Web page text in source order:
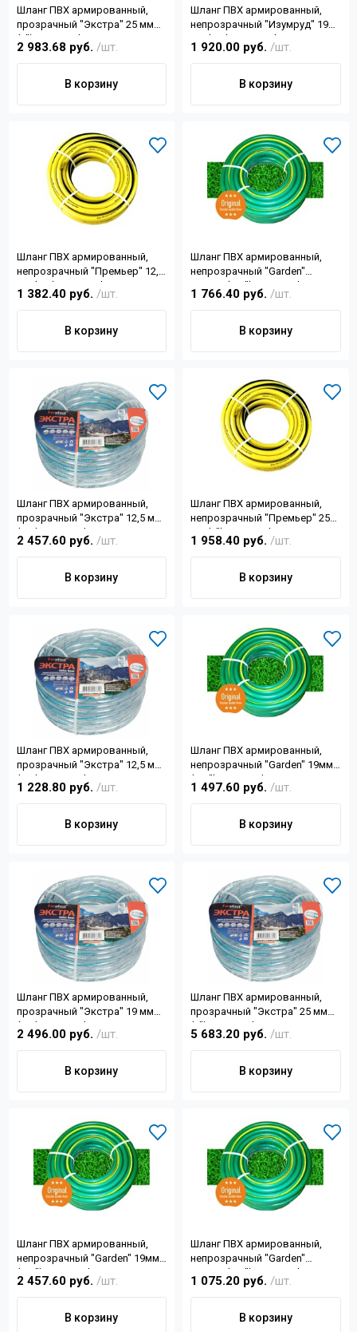
Шланг ПВХ армированный,
прозрачный "Экстра" 25 мм
(1") 25м Forplast
2 983.68 руб. /шт.
В корзину
Шланг ПВХ армированный,
непрозрачный "Изумруд" 19
мм (3/4) 50м Forplast
1 920.00 руб. /шт.
В корзину
Шланг ПВХ армированный,
непрозрачный "Премьер" 12,5
мм (1/2) 50м Forplast
1 382.40 руб. /шт.
В корзину
Шланг ПВХ армированный,
непрозрачный "Garden"
12,5мм (1/2") 50м Forplast
1 766.40 руб. /шт.
В корзину
Шланг ПВХ армированный,
прозрачный "Экстра" 12,5 мм
(1/2) 50м Forplast
2 457.60 руб. /шт.
В корзину
Шланг ПВХ армированный,
непрозрачный "Премьер" 25
мм (1") 25м Forplast
1 958.40 руб. /шт.
В корзину
Шланг ПВХ армированный,
прозрачный "Экстра" 12,5 мм
(1/2) 25м Forplast
1 228.80 руб. /шт.
В корзину
Шланг ПВХ армированный,
непрозрачный "Garden" 19мм
(3/4") 25м Forplast
1 497.60 руб. /шт.
В корзину
Шланг ПВХ армированный,
прозрачный "Экстра" 19 мм
(3/4) 25м Forplast
2 496.00 руб. /шт.
В корзину
Шланг ПВХ армированный,
прозрачный "Экстра" 25 мм
(1") 50м Forplast
5 683.20 руб. /шт.
В корзину
Шланг ПВХ армированный,
непрозрачный "Garden" 19мм
(3/4") 50м Forplast
2 457.60 руб. /шт.
В корзину
Шланг ПВХ армированный,
непрозрачный "Garden"
12,5мм (1/2") 25м Forplast
1 075.20 руб. /шт.
В корзину